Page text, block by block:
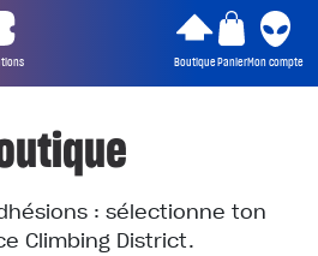
: sélectionne ton
Climbing District.
Mon compte
Panier
Boutique